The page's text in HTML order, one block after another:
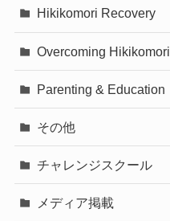
Hikikomori Recovery
Overcoming Hikikomori
Parenting & Education
その他
チャレンジスクール
メディア掲載